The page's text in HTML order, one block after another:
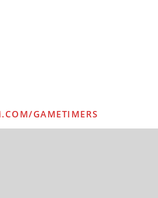
GAMETIMERS